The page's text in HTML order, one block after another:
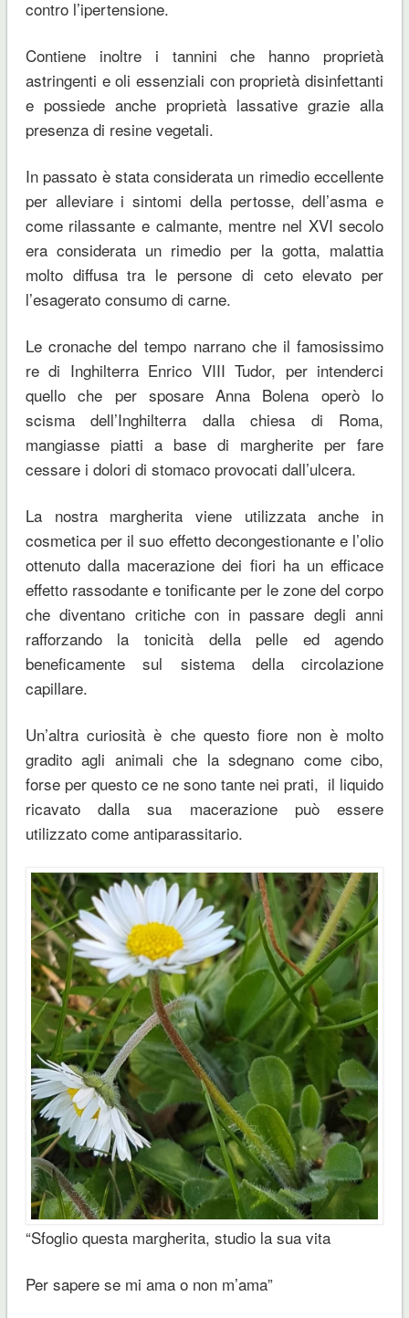
contro l’ipertensione.
Contiene inoltre i tannini che hanno proprietà
astringenti e oli essenziali con proprietà disinfettanti
e possiede anche proprietà lassative grazie alla
presenza di resine vegetali.
In passato è stata considerata un rimedio eccellente
per alleviare i sintomi della pertosse, dell’asma e
come rilassante e calmante, mentre nel XVI secolo
era considerata un rimedio per la gotta, malattia
molto diffusa tra le persone di ceto elevato per
l’esagerato consumo di carne.
Le cronache del tempo narrano che il famosissimo
re di Inghilterra Enrico VIII Tudor, per intenderci
quello che per sposare Anna Bolena operò lo
scisma dell’Inghilterra dalla chiesa di Roma,
mangiasse piatti a base di margherite per fare
cessare i dolori di stomaco provocati dall’ulcera.
La nostra margherita viene utilizzata anche in
cosmetica per il suo effetto decongestionante e l’olio
ottenuto dalla macerazione dei fiori ha un efficace
effetto rassodante e tonificante per le zone del corpo
che diventano critiche con in passare degli anni
rafforzando la tonicità della pelle ed agendo
beneficamente sul sistema della circolazione
capillare.
Un’altra curiosità è che questo fiore non è molto
gradito agli animali che la sdegnano come cibo,
forse per questo ce ne sono tante nei prati, il liquido
ricavato dalla sua macerazione può essere
utilizzato come antiparassitario.
“Sfoglio questa margherita, studio la sua vita
Per sapere se mi ama o non m’ama”